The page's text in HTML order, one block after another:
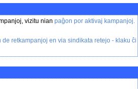
vizitu nian paĝon por aktivaj kampanjoj.
retkampanjoj en via sindikata retejo - klaku ĉi